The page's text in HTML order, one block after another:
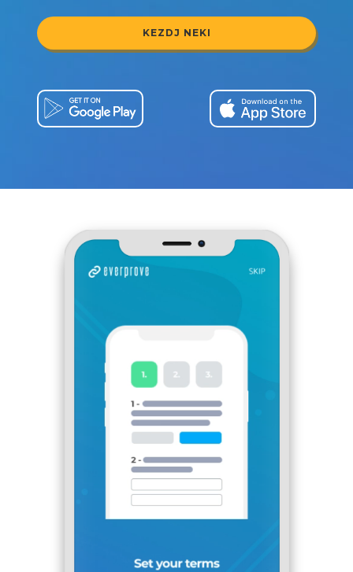
KEZDJ NEKI